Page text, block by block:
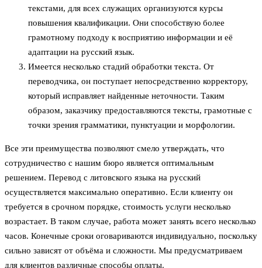
текстами, для всех служащих организуются курсы
повышения квалификации. Они способствую более
грамотному подходу к восприятию информации и её
адаптации на русский язык.
Имеется несколько стадий обработки текста. От
переводчика, он поступает непосредственно корректору,
который исправляет найденные неточности. Таким
образом, заказчику предоставляются тексты, грамотные с
точки зрения грамматики, пунктуации и морфологии.
Все эти преимущества позволяют смело утверждать, что
сотрудничество с нашим бюро является оптимальным
решением. Перевод с литовского языка на русский
осуществляется максимально оперативно. Если клиенту он
требуется в срочном порядке, стоимость услуги несколько
возрастает. В таком случае, работа может занять всего несколько
часов. Конечные сроки оговариваются индивидуально, поскольку
сильно зависят от объёма и сложности. Мы предусматриваем
для клиентов различные способы оплаты.